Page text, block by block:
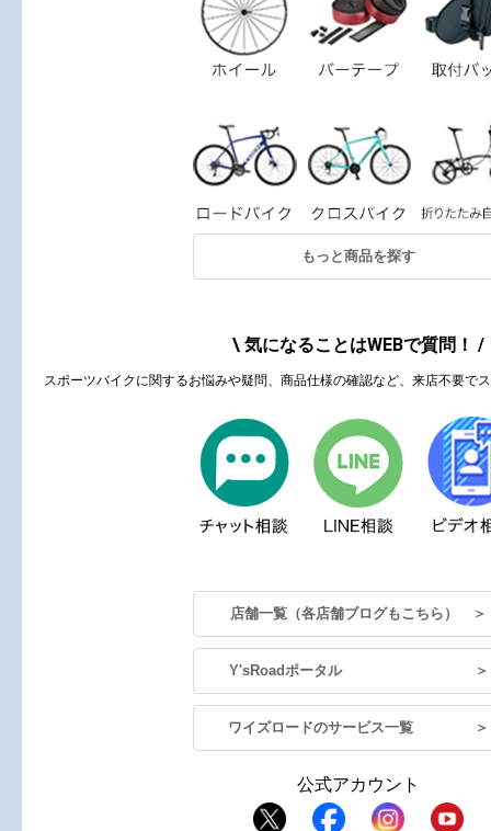
もっと商品を探す
\ 気になることはWEBで質問！ /
スポーツバイクに関するお悩みや疑問、商品仕様の確認など、来店不要で
店舗一覧（各店舗ブログもこちら） ＞
Y'sRoadポータル ＞
ワイズロードのサービス一覧 ＞
公式アカウント